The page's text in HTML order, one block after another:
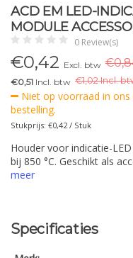
ACD EM LED-
MODULE
0 Review(s)
€0,42 Excl. btw
€0,51 Incl. btw €1,02 Incl.
Niet op voorraad in
bestelling.
Stukprijs: €0,42 / Stuk
Houder voor indicatie-
bij 850 °C. Geschikt als
meer
Specificaties